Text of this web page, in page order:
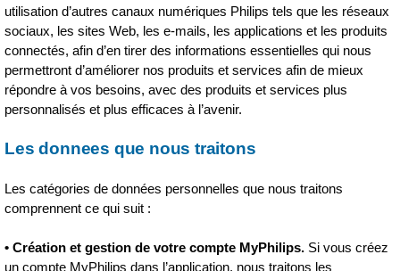
utilisation d’autres canaux numériques Philips tels que les réseaux
sociaux, les sites Web, les e-mails, les applications et les produits
connectés, afin d’en tirer des informations essentielles qui nous
permettront d’améliorer nos produits et services afin de mieux
répondre à vos besoins, avec des produits et services plus
personnalisés et plus efficaces à l’avenir.
Les donnees que nous traitons
Les catégories de données personnelles que nous traitons
comprennent ce qui suit :
• Création et gestion de votre compte MyPhilips. Si vous créez
un compte MyPhilips dans l’application, nous traitons les